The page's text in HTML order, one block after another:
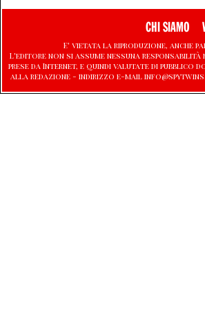
CHI SIAMO
E' vietata la riproduzione, anche
L'editore non si assume nessuna
prese da Internet, e quindi valutate di
alla redazione - indirizzo e-mail